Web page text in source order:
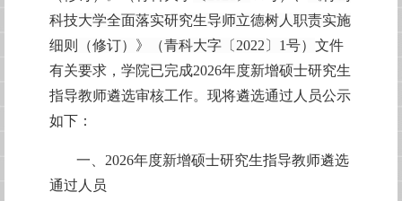
科技大学全面落实研究生导师立德树人职责实施
细则（修订）》（青科大字〔2022〕1号） 文件
有关要求，学院已完成2026年度新增硕士研究生
指导教师遴选审核工作。现将遴选通过人员公示
如下：
一、 2026年度新增硕士研究生指导教师遴选
通过人员